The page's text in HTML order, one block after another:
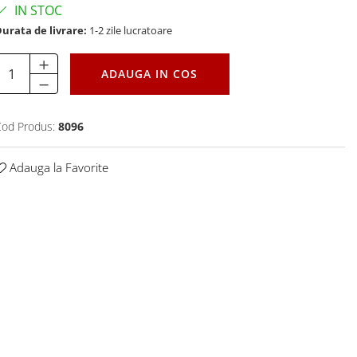
IN STOC
de livrare: 1-2 zile lucratoare
ADAUGA IN COS
Produs: 8096
Adauga la Favorite